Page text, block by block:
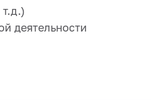
деятельности